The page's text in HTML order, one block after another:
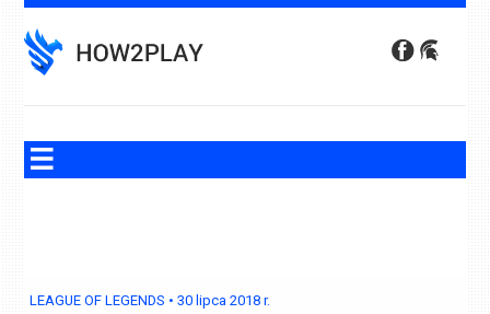
to
content
LEAGUE OF LEGENDS •30 lipca 2018 r.